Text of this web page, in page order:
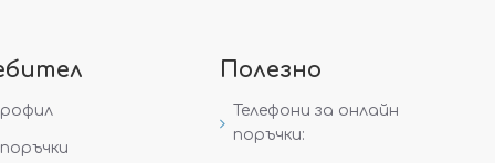
Полезно
Телефони за онлайн
поръчки: